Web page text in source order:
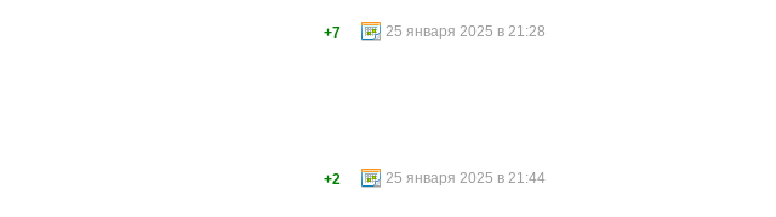
25 января 2025 в 21:28
+7
25 января 2025 в 21:44
+2